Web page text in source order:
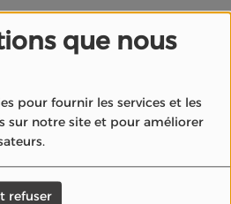
que nous
pour fournir les services et les
sur notre site et pour améliorer
refuser
Johnny Deep
Thierry